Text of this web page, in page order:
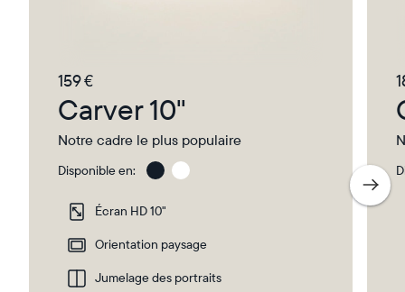
159 €
Carver 10"
Notre cadre le plus populaire
Disponible en:
Gravel
Écran HD 10"
Orientation paysage
Jumelage des portraits